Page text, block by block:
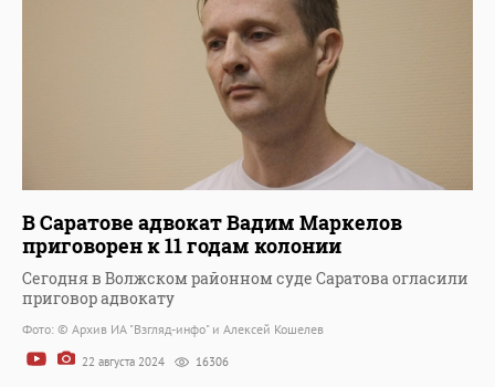
В Саратове адвокат Вадим Маркелов
приговорен к 11 годам колонии
Сегодня в Волжском районном суде Саратова огласили
приговор адвокату
Фото: © Архив ИА "Взгляд-инфо" и Алексей Кошелев
22 августа 2024 16306